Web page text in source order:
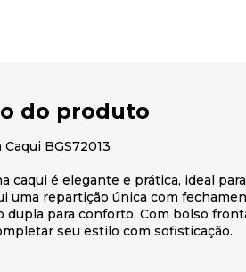
do produto
BGS72013
caqui é elegante e prática, ideal
uma repartição única com
dupla para conforto. Com bolso
seu estilo com sofisticação.